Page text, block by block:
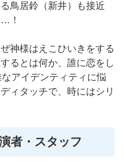
鳥居鈴（新井）も接近
！
神様はえこひいきをする
るとは何か、誰に恋をし
アイデンティティに悩
ィタッチで、時にはシリ
者・スタッフ